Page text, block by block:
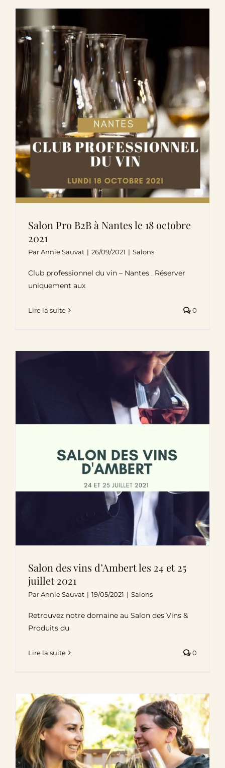
Salon Pro B2B à Nantes le 18 octobre
2021
ParAnnie Sauvat | 26/09/2021 | Salons
Club professionnel du vin – Nantes . Réserver
uniquement aux
Lire la suite 0
Salon des vins d’Ambert les 24 et 25
juillet 2021
ParAnnie Sauvat | 19/05/2021 | Salons
Retrouvez notre domaine au Salon des Vins &
Produits du
Lire la suite 0